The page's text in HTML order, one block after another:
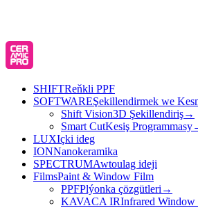
SHIFTReňkli PPF
SOFTWAREŞekillendirmek we
Shift Vision3D Şekillendiriş→
Smart CutKesiş Programmasy
LUXIçki ideg
IONNanokeramika
SPECTRUMAwtoulag ideji
FilmsPaint & Window Film
PPFPlýonka çözgütleri →
KAVACA IRInfrared Window